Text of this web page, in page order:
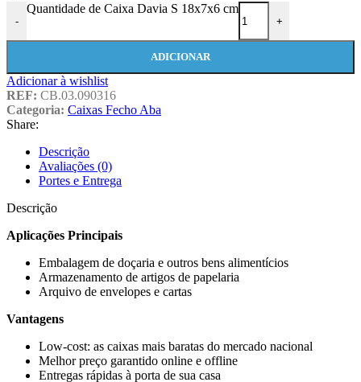
-
Quantidade de Caixa Davia S 18x7x6 cm
+
ADICIONAR
Adicionar à wishlist
REF: CB.03.090316
Categoria: Caixas Fecho Aba
Share:
Descrição
Avaliações (0)
Portes e Entrega
Descrição
Aplicações Principais
Embalagem de doçaria e outros bens alimentícios
Armazenamento de artigos de papelaria
Arquivo de envelopes e cartas
Vantagens
Low-cost: as caixas mais baratas do mercado nacional
Melhor preço garantido online e offline
Entregas rápidas à porta de sua casa